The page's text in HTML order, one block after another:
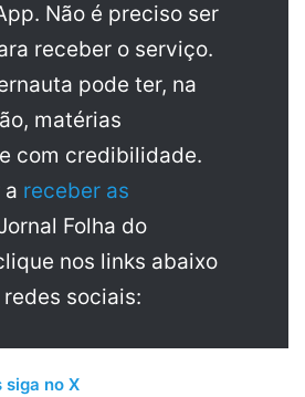
Não é preciso ser
receber o serviço.
pode ter, na
matérias
com credibilidade.
a receber as
Folha do
nos links abaixo
sociais:
siga no X